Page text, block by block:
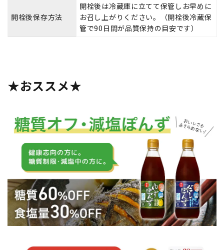
開栓後保存方法
開栓後は冷蔵庫に立てて保管しお早めに
お召し上がりください。（開栓後冷蔵保
管で90日間が品質保持の目安です）
★おススメ★